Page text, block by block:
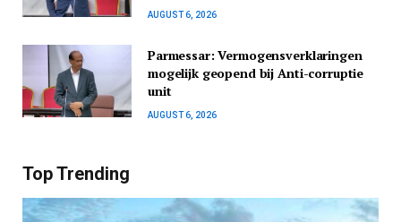
AUGUST 6, 2026
Parmessar: Vermogensverklaringen
mogelijk geopend bij Anti-corruptie
unit
AUGUST 6, 2026
Top Trending